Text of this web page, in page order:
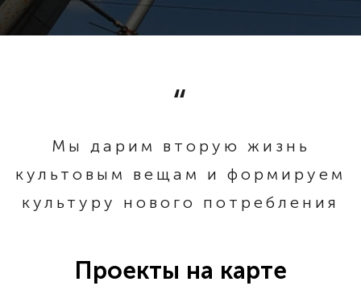
Мы дарим вторую жизнь
культовым вещам и формируем
культуру нового потребления
Проекты на карте